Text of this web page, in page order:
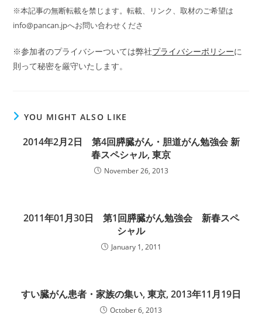
※本記事の無断転載を禁じます。転載、リンク、取材のご希望は
info@pancan.jpへお問い合わせくださ
※参加者のプライバシーついては弊社プライバシーポリシーに
則って秘密を厳守いたします。
YOU MIGHT ALSO LIKE
2014年2月2日 第4回膵臓がん・胆道がん勉強会 新
春スペシャル, 東京
November 26, 2013
2011年01月30日 第1回膵臓がん勉強会 新春スペ
シャル
January 1, 2011
すい臓がん患者・家族の集い, 東京, 2013年11月19日
October 6, 2013